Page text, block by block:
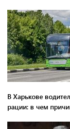
В Харькове
рации: в чем